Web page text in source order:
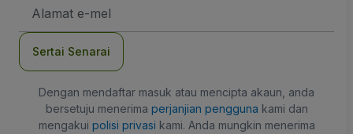
E-
Sertai Senarai
Dengan mendaftar masuk atau mencipta akaun, anda
bersetuju menerima perjanjian pengguna kami dan
mengakui polisi privasi kami. Anda mungkin menerima